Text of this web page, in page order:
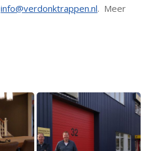
info@verdonktrappen.nl. Meer